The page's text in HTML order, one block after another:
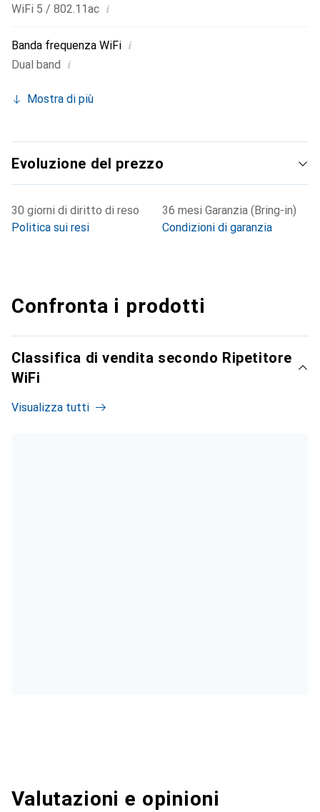
WiFi 5 / 802.11ac i
Banda frequenza WiFi i
Dual band i
Mostra di più
Evoluzione del prezzo
30 giorni di diritto di reso
Politica sui resi
36 mesi Garanzia (Bring-in)
Condizioni di garanzia
Confronta i prodotti
Classifica di vendita secondo Ripetitore
WiFi
Visualizza tutti
Valutazioni e opinioni